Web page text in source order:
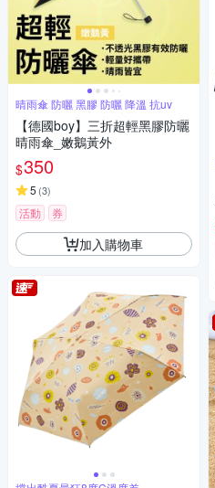
晴雨傘 防曬 黑膠 防曬 降溫 抗uv
【德國boy】三折超輕黑膠防曬
晴雨傘_嫩鵝黃外
$350
5 (3)
活動 券
加入購物車